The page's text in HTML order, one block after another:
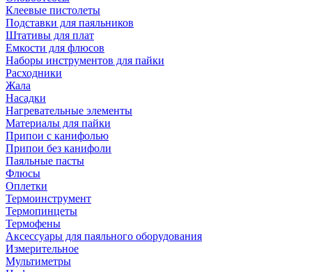
Клеевые пистолеты
Подставки для паяльников
Штативы для плат
Емкости для флюсов
Наборы инструментов для пайки
Расходники
Жала
Насадки
Нагревательные элементы
Материалы для пайки
Припои с канифолью
Припои без канифоли
Паяльные пасты
Флюсы
Оплетки
Термоинструмент
Термопинцеты
Термофены
Аксессуары для паяльного оборудования
Измерительное
Мультиметры